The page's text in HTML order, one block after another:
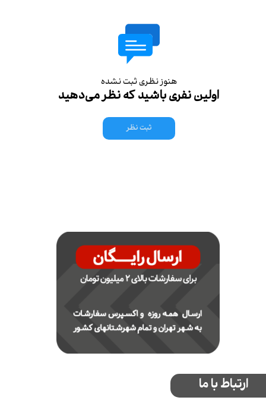
هنوز نظری ثبت نشده
اولین نفری باشید که نظر می‌دهید
ثبت نظر
ارتباط با ما